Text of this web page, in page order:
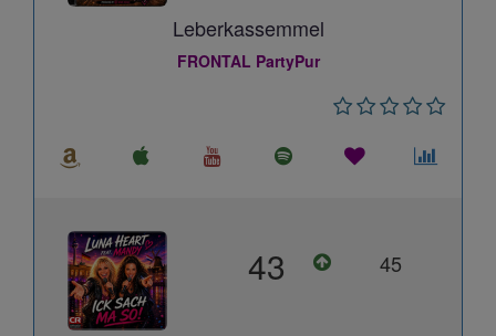
Leberkassemmel
FRONTAL PartyPur
43 45